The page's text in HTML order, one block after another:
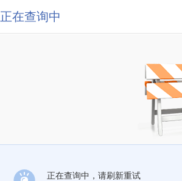
正在查询中
正在查询中，请刷新重试